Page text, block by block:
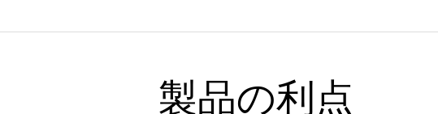
製品の利点